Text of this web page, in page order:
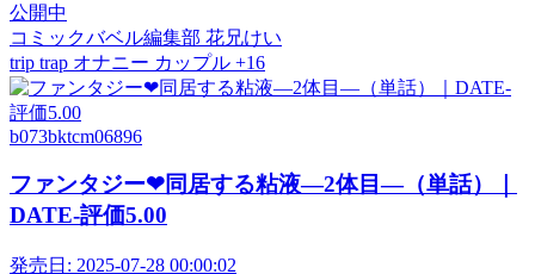
公開中
コミックバベル編集部 花兄けい
trip trap オナニー カップル +16
b073bktcm06896
ファンタジー❤同居する粘液―2体目―（単話）｜
DATE-評価5.00
発売日: 2025-07-28 00:00:02